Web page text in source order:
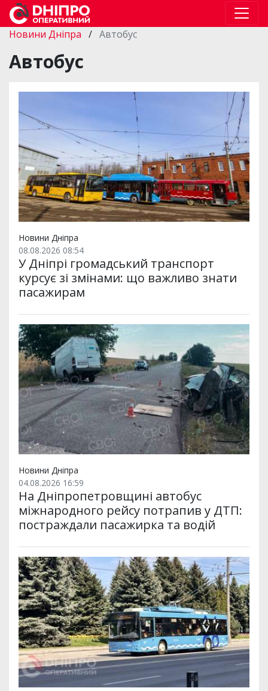
Новини Дніпра / Автобус
Автобус
Новини Дніпра
08.08.2026 08:54
У Дніпрі громадський транспорт
курсує зі змінами: що важливо знати
пасажирам
Новини Дніпра
04.08.2026 16:59
На Дніпропетровщині автобус
міжнародного рейсу потрапив у ДТП:
постраждали пасажирка та водій